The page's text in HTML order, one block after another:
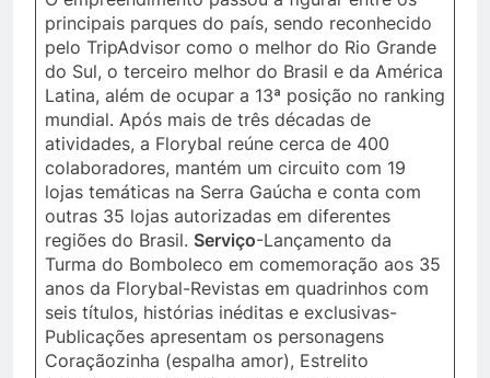
principais parques do país, sendo reconhecido
pelo TripAdvisor como o melhor do Rio Grande
do Sul, o terceiro melhor do Brasil e da América
Latina, além de ocupar a 13ª posição no ranking
mundial. Após mais de três décadas de
atividades, a Florybal reúne cerca de 400
colaboradores, mantém um circuito com 19
lojas temáticas na Serra Gaúcha e conta com
outras 35 lojas autorizadas em diferentes
regiões do Brasil. Serviço-Lançamento da
Turma do Bomboleco em comemoração aos 35
anos da Florybal-Revistas em quadrinhos com
seis títulos, histórias inéditas e exclusivas-
Publicações apresentam os personagens
Coraçãozinha (espalha amor), Estrelito